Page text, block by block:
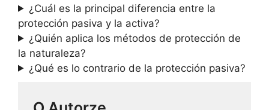
¿Cuál es la principal diferencia entre la
protección pasiva y la activa?
¿Quién aplica los métodos de protección de
la naturaleza?
¿Qué es lo contrario de la protección pasiva?